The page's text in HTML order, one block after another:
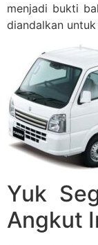
menjadi bukti
diandalkan
Yuk
Angkut